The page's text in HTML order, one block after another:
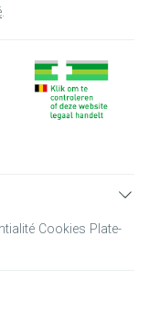
Cookies Plate-